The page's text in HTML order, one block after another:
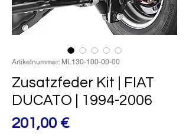
Artikelnummer: ML130-100-00-00
Zusatzfeder Kit | FIAT
DUCATO | 1994-2006
201,00 €Preis